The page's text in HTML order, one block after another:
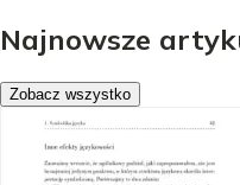
Najnowsze
Zobacz wszystko